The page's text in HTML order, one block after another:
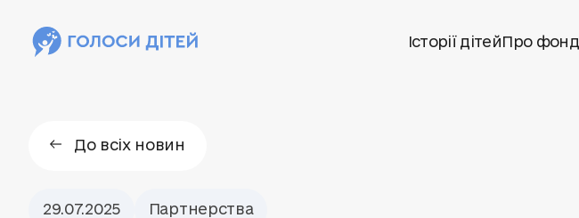
Історії дітейПро фонд
До всіх новин
29.07.2025 Партнерства